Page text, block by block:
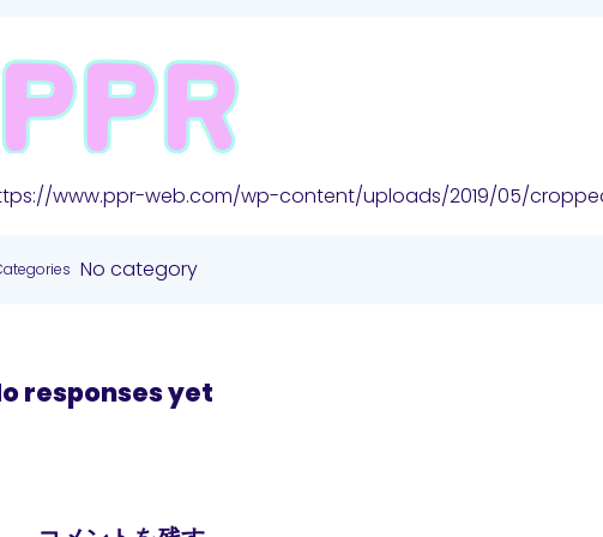
www.ppr-web.com/wp-content/uploads/2019/05/
No category
responses yet